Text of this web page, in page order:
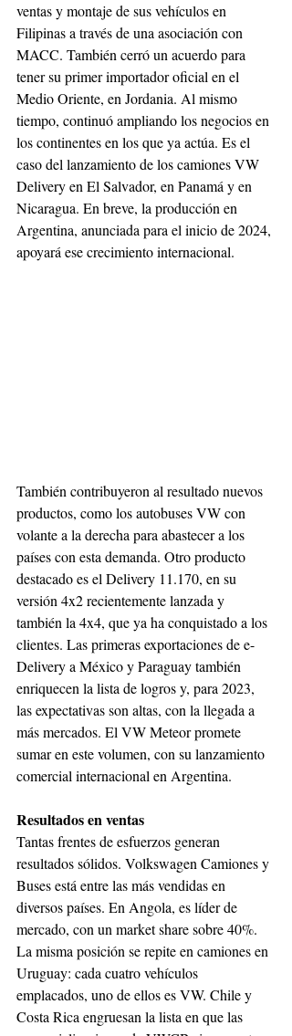
ventas y montaje de sus vehículos en
Filipinas a través de una asociación con
MACC. También cerró un acuerdo para
tener su primer importador oficial en el
Medio Oriente, en Jordania. Al mismo
tiempo, continuó ampliando los negocios en
los continentes en los que ya actúa. Es el
caso del lanzamiento de los camiones VW
Delivery en El Salvador, en Panamá y en
Nicaragua. En breve, la producción en
Argentina, anunciada para el inicio de 2024,
apoyará ese crecimiento internacional.
También contribuyeron al resultado nuevos
productos, como los autobuses VW con
volante a la derecha para abastecer a los
países con esta demanda. Otro producto
destacado es el Delivery 11.170, en su
versión 4x2 recientemente lanzada y
también la 4x4, que ya ha conquistado a los
clientes. Las primeras exportaciones de e-
Delivery a México y Paraguay también
enriquecen la lista de logros y, para 2023,
las expectativas son altas, con la llegada a
más mercados. El VW Meteor promete
sumar en este volumen, con su lanzamiento
comercial internacional en Argentina.
Resultados en ventas
Tantas frentes de esfuerzos generan
resultados sólidos. Volkswagen Camiones y
Buses está entre las más vendidas en
diversos países. En Angola, es líder de
mercado, con un market share sobre 40%.
La misma posición se repite en camiones en
Uruguay: cada cuatro vehículos
emplacados, uno de ellos es VW. Chile y
Costa Rica engruesan la lista en que las